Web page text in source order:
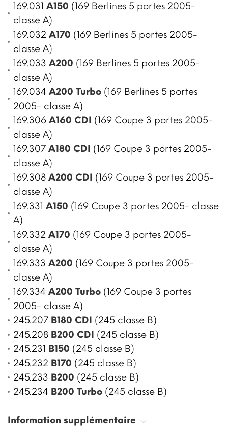
169.031 A150 (169 Berlines 5 portes 2005-
classe A)
169.032 A170 (169 Berlines 5 portes 2005-
classe A)
169.033 A200 (169 Berlines 5 portes 2005-
classe A)
169.034 A200 Turbo (169 Berlines 5 portes
2005- classe A)
169.306 A160 CDI (169 Coupe 3 portes 2005-
classe A)
169.307 A180 CDI (169 Coupe 3 portes 2005-
classe A)
169.308 A200 CDI (169 Coupe 3 portes 2005-
classe A)
169.331 A150 (169 Coupe 3 portes 2005- classe
A)
169.332 A170 (169 Coupe 3 portes 2005-
classe A)
169.333 A200 (169 Coupe 3 portes 2005-
classe A)
169.334 A200 Turbo (169 Coupe 3 portes
2005- classe A)
245.207 B180 CDI (245 classe B)
245.208 B200 CDI (245 classe B)
245.231 B150 (245 classe B)
245.232 B170 (245 classe B)
245.233 B200 (245 classe B)
245.234 B200 Turbo (245 classe B)
Information supplémentaire